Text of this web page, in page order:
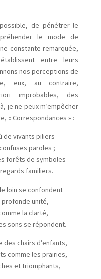
de pénétrer le
le mode de
constante remarquée,
entre leurs
nos perceptions de
eux, au contraire,
improbables, des
je ne peux m’empêcher
« Correspondances » :
de vivants piliers
paroles ;
forêts de symboles
familiers.
loin se confondent
profonde unité,
la clarté,
sons se répondent.
chairs d’enfants,
comme les prairies,
et triomphants,